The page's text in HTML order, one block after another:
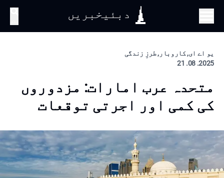
دبئیخبریں
یو اے ای, کاروبار, طرزِ زندگی
2025. 08. 21
متحدہ عرب امارات: مزدوروں
کی کمی اور اجرتی توقعات